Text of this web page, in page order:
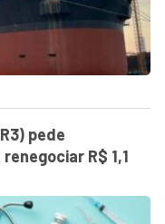
pede
R$ 1,1